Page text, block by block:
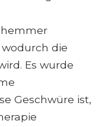
die
Es wurde
Geschwüre ist,